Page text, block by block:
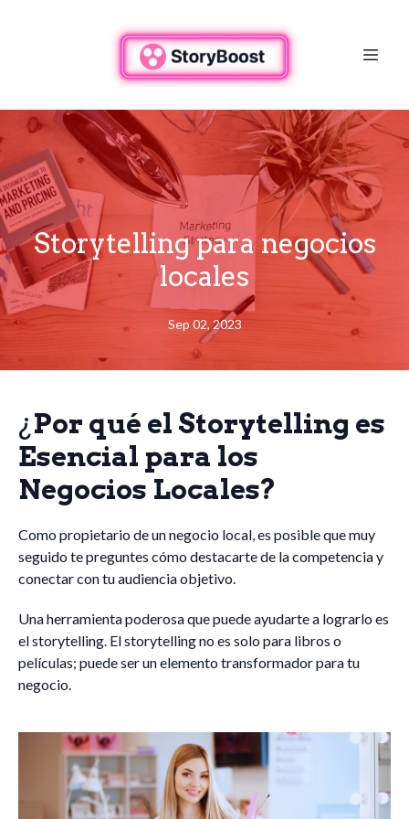
Storytelling para negocios
locales
Sep 02, 2023
¿Por qué el Storytelling es
Esencial para los
Negocios Locales?
Como propietario de un negocio local, es posible que muy
seguido te preguntes cómo destacarte de la competencia y
conectar con tu audiencia objetivo.
Una herramienta poderosa que puede ayudarte a lograrlo es
el storytelling. El storytelling no es solo para libros o
películas; puede ser un elemento transformador para tu
negocio.